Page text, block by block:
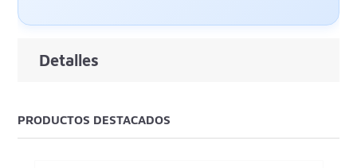
Detalles
PRODUCTOS DESTACADOS